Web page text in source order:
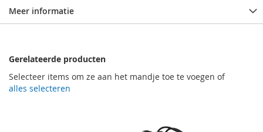
Meer informatie
Gerelateerde producten
Selecteer items om ze aan het mandje toe te voegen of
alles selecteren